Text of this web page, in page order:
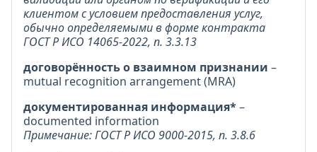
клиентом с условием предоставления услуг,
обычно определяемыми в форме контракта
ГОСТ Р ИСО 14065-2022, п. 3.3.13
договорённость о взаимном признании –
mutual recognition arrangement (MRA)
документированная информация*–
documented information
Примечание: ГОСТ Р ИСО 9000-2015, п. 3.8.6